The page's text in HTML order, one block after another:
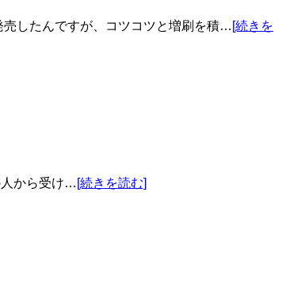
したんですが、コツコツと増刷を積… [続きを
人から受け… [続きを読む]